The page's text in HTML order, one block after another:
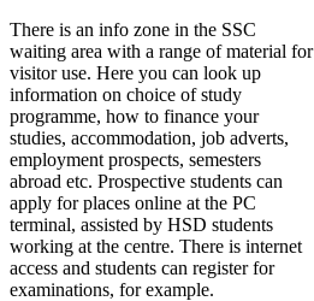
There is an info zone in the SSC
waiting area with a range of material for
visitor use. Here you can look up
information on choice of study
programme, how to finance your
studies, accommodation, job adverts,
employment prospects, semesters
abroad etc. Prospective students can
apply for places online at the PC
terminal, assisted by HSD students
working at the centre. There is internet
access and students can register for
examinations, for example.